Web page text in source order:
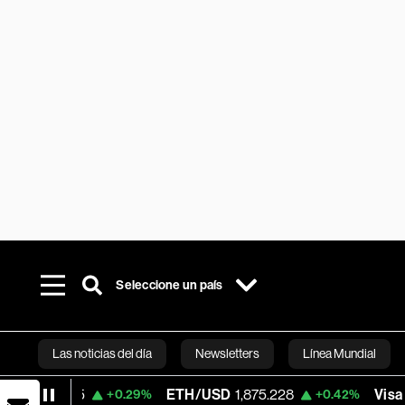
Seleccione un país
Las noticias del día Newsletters Línea Mundial
Bloomberg
ETH/USD 1,875.228 +0.42% Visa 365.67 -